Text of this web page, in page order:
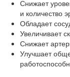
Снижает
и количество
Обладает
Увеличивает
Снижает
Улучшает